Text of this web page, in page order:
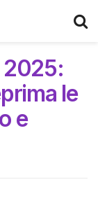
2025:
le
e